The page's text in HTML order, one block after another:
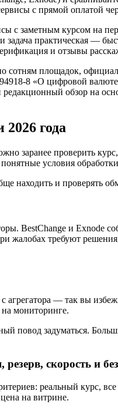
с прямой оплатой
заметным курсом на
практическая —
и отзывы
площадок,
8 «О цифровой
обзор на
года
заранее проверить
условия обработки
находить и проверять
BestChange и
жалобах требуют
агрегатора — так вы
мониторинге.
повод задуматься.
скорость и
реальный курс,
на витрине.